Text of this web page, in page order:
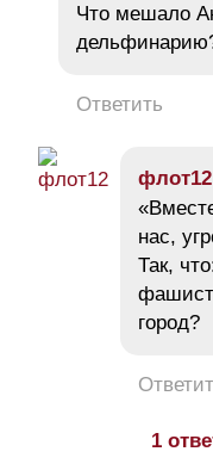
Что мешало
Ответить
флот12
нас,
Так,
город?
1